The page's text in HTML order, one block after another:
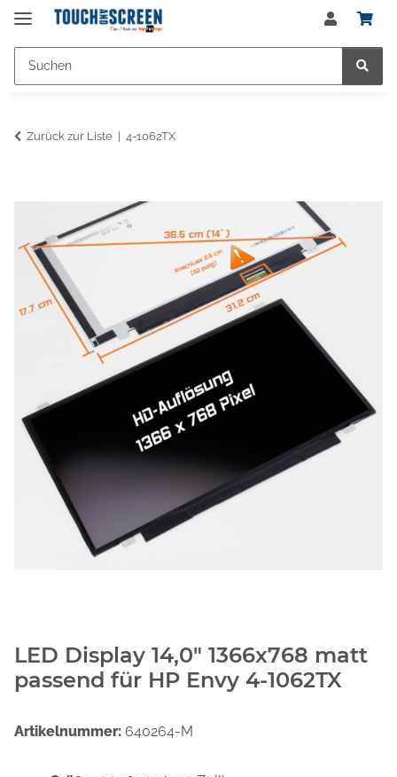
Zurück zur Liste 4-1062TX
LED Display 14,0" 1366x768 matt
passend für HP Envy 4-1062TX
Artikelnummer: 640264-M